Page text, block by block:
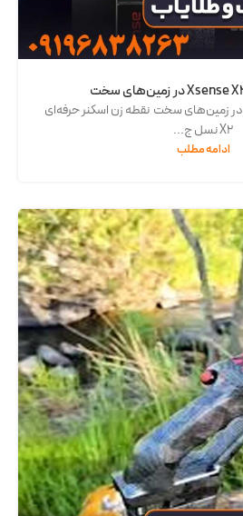
بررسی واقعی Xsense X2 در زمین‌های سخت نقطه زن اسکنر حرفه‌ای
X2 نسل ج...
ادامه مطلب